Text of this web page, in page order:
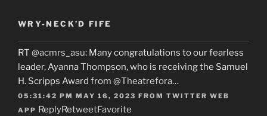
WRY-NECK’D FIFE
RT @acmrs_asu: Many congratulations to our fearless
leader, Ayanna Thompson, who is receiving the Samuel
H. Scripps Award from @Theatrefora…
05:31:42 PM MAY 16, 2023 FROM TWITTER WEB
APP ReplyRetweetFavorite